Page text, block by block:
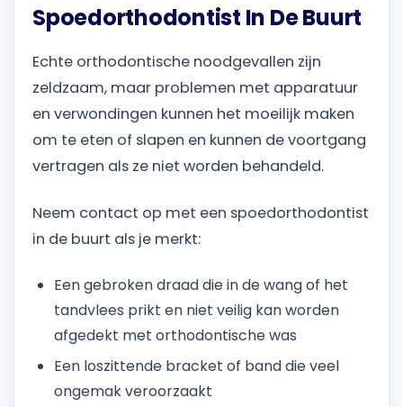
Spoedorthodontist In De Buurt
Echte orthodontische noodgevallen zijn
zeldzaam, maar problemen met apparatuur
en verwondingen kunnen het moeilijk maken
om te eten of slapen en kunnen de voortgang
vertragen als ze niet worden behandeld.
Neem contact op met een spoedorthodontist
in de buurt als je merkt:
Een gebroken draad die in de wang of het
tandvlees prikt en niet veilig kan worden
afgedekt met orthodontische was
Een loszittende bracket of band die veel
ongemak veroorzaakt